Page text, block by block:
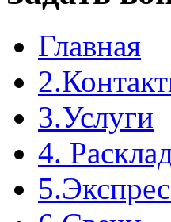
Главная
3.Услуги
4.